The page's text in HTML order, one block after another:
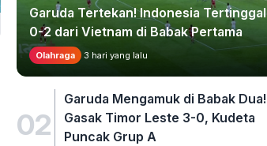
Garuda Tertekan! Indonesia Tertinggal
0-2 dari Vietnam di Babak Pertama
Olahraga 3 hari yang lalu
02
Garuda Mengamuk di Babak Dua!
Gasak Timor Leste 3-0, Kudeta
Puncak Grup A